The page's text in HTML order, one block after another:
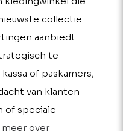
collectie
aanbiedt.
te
of paskamers,
van klanten
of speciale
meer over